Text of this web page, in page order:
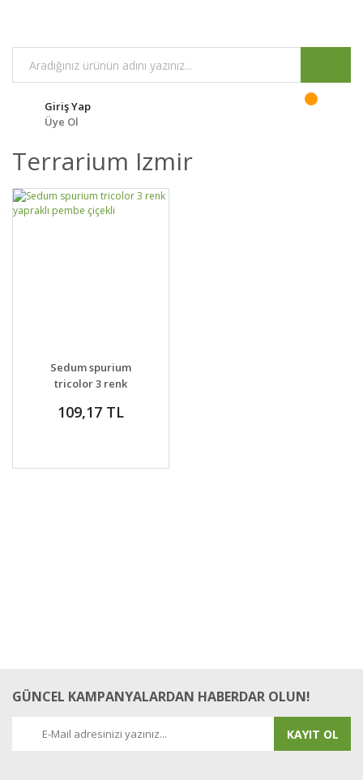
Giriş Yap
Üye Ol
Terrarium Izmir
DETAYLAR
VER
Sedum spurium
tricolor 3 renk
çiçekli
109,17 TL
GÜNCEL KAMPANYALARDAN HABERDAR OLUN!
KAYIT OL